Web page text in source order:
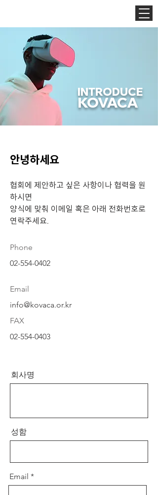
INTRODUCE
KOVACA
안녕하세요
협회에 제안하고 싶은 사항이나 협력을 원
하시면
양식에 맞춰 이메일 혹은 아래 전화번호로
​연락주세요.
Phone
02-554-0402
Email
info@kovaca.or.kr
FAX
02-554-0403
회사명
성함
Email